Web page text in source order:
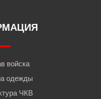
войска
одежды
ЧКВ